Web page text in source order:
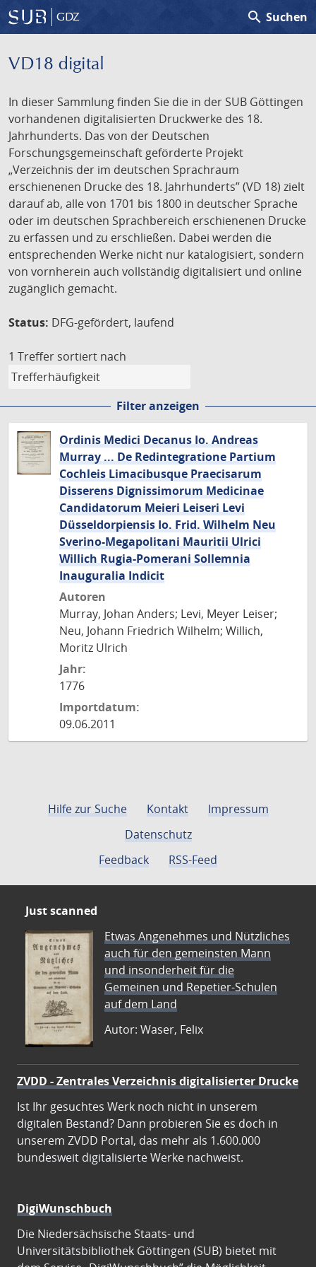
GDZ search Suchen
VD18 digital
In dieser Sammlung finden Sie die in der SUB Göttingen
vorhandenen digitalisierten Druckwerke des 18.
Jahrhunderts. Das von der Deutschen
Forschungsgemeinschaft geförderte Projekt
„Verzeichnis der im deutschen Sprachraum
erschienenen Drucke des 18. Jahrhunderts” (VD 18) zielt
darauf ab, alle von 1701 bis 1800 in deutscher Sprache
oder im deutschen Sprachbereich erschienenen Drucke
zu erfassen und zu erschließen. Dabei werden die
entsprechenden Werke nicht nur katalogisiert, sondern
von vornherein auch vollständig digitalisiert und online
zugänglich gemacht.
Status: DFG-gefördert, laufend
1 Treffer sortiert nach
Filter anzeigen
Ordinis Medici Decanus Io. Andreas
Murray ... De Redintegratione Partium
Cochleis Limacibusque Praecisarum
Disserens Dignissimorum Medicinae
Candidatorum Meieri Leiseri Levi
Düsseldorpiensis Io. Frid. Wilhelm Neu
Sverino-Megapolitani Mauritii Ulrici
Willich Rugia-Pomerani Sollemnia
Inauguralia Indicit
Autoren
Murray, Johan Anders; Levi, Meyer Leiser;
Neu, Johann Friedrich Wilhelm; Willich,
Moritz Ulrich
Jahr:
1776
Importdatum:
09.06.2011
Hilfe zur Suche Kontakt
Impressum
Datenschutz
Feedback
RSS-Feed
Just scanned
Etwas Angenehmes und Nützliches
auch für den gemeinsten Mann
und insonderheit für die
Gemeinen und Repetier-Schulen
auf dem Land
Autor: Waser, Felix
ZVDD - Zentrales Verzeichnis digitalisierter Drucke
Ist Ihr gesuchtes Werk noch nicht in unserem
digitalen Bestand? Dann probieren Sie es doch in
unserem ZVDD Portal, das mehr als 1.600.000
bundesweit digitalisierte Werke nachweist.
DigiWunschbuch
Die Niedersächsische Staats- und
Universitätsbibliothek Göttingen (SUB) bietet mit